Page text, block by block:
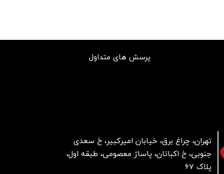
تهران، چراغ برق، خیابان امیرکبیر، خ سعدی
جنوبی، خ اکباتان، پاساژ معصومی، طبقه اول،
پلاک 67
پرسش های متداول